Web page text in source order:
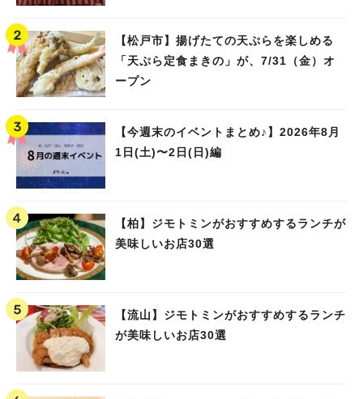
【松戸市】揚げたての天ぷらを楽しめる
「天ぷら定食まきの」が、7/31（金）オ
ープン
【今週末のイベントまとめ♪】2026年8月
1日(土)〜2日(日)編
【柏】ジモトミンがおすすめするランチが
美味しいお店30選
【流山】ジモトミンがおすすめするランチ
が美味しいお店30選